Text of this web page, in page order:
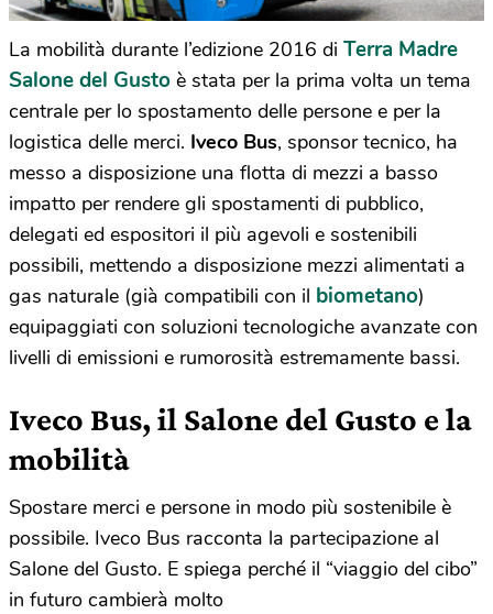
La mobilità durante l’edizione 2016 di Terra Madre
Salone del Gusto è stata per la prima volta un tema
centrale per lo spostamento delle persone e per la
logistica delle merci. Iveco Bus, sponsor tecnico, ha
messo a disposizione una flotta di mezzi a basso
impatto per rendere gli spostamenti di pubblico,
delegati ed espositori il più agevoli e sostenibili
possibili, mettendo a disposizione mezzi alimentati a
gas naturale (già compatibili con il biometano)
equipaggiati con soluzioni tecnologiche avanzate con
livelli di emissioni e rumorosità estremamente bassi.
Iveco Bus, il Salone del Gusto e la
mobilità
Spostare merci e persone in modo più sostenibile è
possibile. Iveco Bus racconta la partecipazione al
Salone del Gusto. E spiega perché il “viaggio del cibo”
in futuro cambierà molto